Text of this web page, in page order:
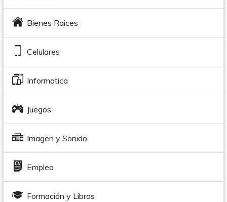
Bienes Raices
Celulares
Informatica
Juegos
Imagen y Sonido
Empleo
Formación y Libros